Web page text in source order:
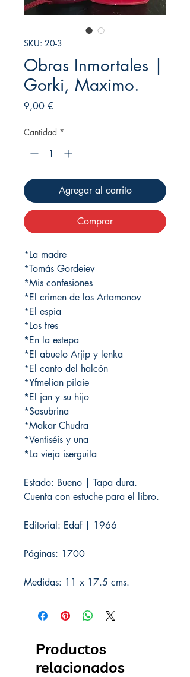
SKU: 20-3
Obras Inmortales |
Gorki, Maximo.
9,00 €
Cantidad *
Agregar al carrito
Comprar
*La madre
*Tomás Gordeiev
*Mis confesiones
*El crimen de los Artamonov
*El espia
*Los tres
*En la estepa
*El abuelo Arjip y lenka
*El canto del halcón
*Yfmelian pilaie
*El jan y su hijo
*Sasubrina
*Makar Chudra
*Ventiséis y una
*La vieja iserguila
Estado: Bueno | Tapa dura.
Cuenta con estuche para el libro.
Editorial: Edaf | 1966
Páginas: 1700
Medidas: 11 x 17.5 cms.
Productos
relacionados